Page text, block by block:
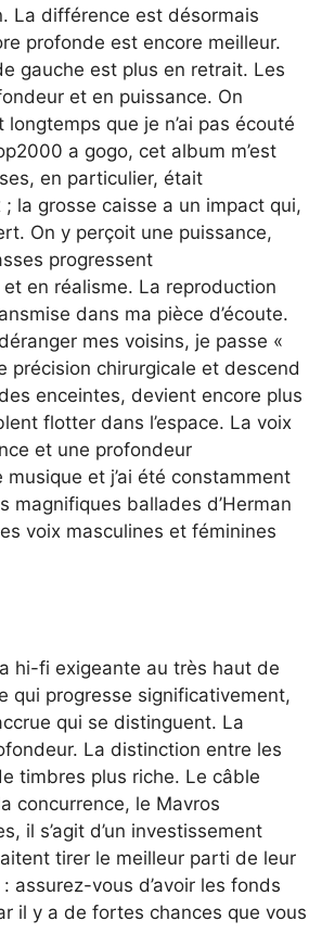
La différence est désormais
profonde est encore meilleur.
gauche est plus en retrait. Les
et en puissance. On
que je n’ai pas écouté
a gogo, cet album m’est
en particulier, était
la grosse caisse a un impact qui,
On y perçoit une puissance,
progressent
en réalisme. La reproduction
dans ma pièce d’écoute.
mes voisins, je passe «
précision chirurgicale et descend
enceintes, devient encore plus
flotter dans l’espace. La voix
et une profondeur
et j’ai été constamment
magnifiques ballades d’Herman
voix masculines et féminines
hi-fi exigeante au très haut de
qui progresse significativement,
qui se distinguent. La
La distinction entre les
timbres plus riche. Le câble
concurrence, le Mavros
il s’agit d’un investissement
tirer le meilleur parti de leur
assurez-vous d’avoir les fonds
il y a de fortes chances que vous